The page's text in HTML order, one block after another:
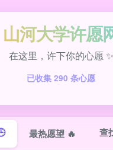
山河大学许愿
在这里，许下你的心愿 ✨
已收集 290 条心愿
最热愿望 🔥 查